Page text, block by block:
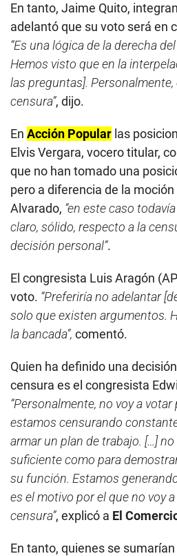
En tanto, Jaime Quito,
adelantó que su voto será en
“Es una lógica de la derecha
Hemos visto que en la
las preguntas].
censura”, dijo.
En Acción Popular las
Elvis Vergara, vocero titular,
que no han tomado una
pero a diferencia de la
Alvarado, “en este caso
claro, sólido, respecto a la
decisión personal”.
El congresista Luis Aragón
voto. “Preferiría no adelantar
solo que existen argumentos.
la bancada”, comentó.
Quien ha definido una
censura es el congresista
“Personalmente, no voy a
estamos censurando
armar un plan de trabajo. […]
suficiente como para
su función. Estamos
es el motivo por el que no voy
censura”, explicó a El
En tanto, quienes se